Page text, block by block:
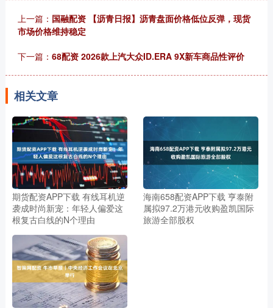
上一篇： 国融配资 【沥青日报】沥青盘面价格低位反弹，现货
市场价格维持稳定
下一篇： 68配资 2026款上汽大众ID.ERA 9X新车商品性评价
相关文章
期货配资APP下载 有线耳机逆
袭成时尚新宠：年轻人偏爱这
根复古白线的N个理由
海南658配资APP下载 亨泰附
属拟97.2万港元收购盈凯国际
旅游全部股权